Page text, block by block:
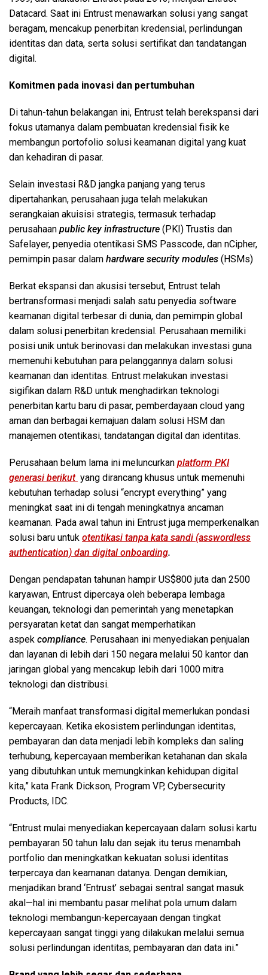
Datacard. Saat ini Entrust menawarkan solusi yang sangat
beragam, mencakup penerbitan kredensial, perlindungan
identitas dan data, serta solusi sertifikat dan tandatangan
digital.
Komitmen pada inovasi dan pertumbuhan
Di tahun-tahun belakangan ini, Entrust telah berekspansi dari
fokus utamanya dalam pembuatan kredensial fisik ke
membangun portofolio solusi keamanan digital yang kuat
dan kehadiran di pasar.
Selain investasi R&D jangka panjang yang terus
dipertahankan, perusahaan juga telah melakukan
serangkaian akuisisi strategis, termasuk terhadap
perusahaan public key infrastructure (PKI) Trustis dan
Safelayer, penyedia otentikasi SMS Passcode, dan nCipher,
pemimpin pasar dalam hardware security modules (HSMs)
Berkat ekspansi dan akusisi tersebut, Entrust telah
bertransformasi menjadi salah satu penyedia software
keamanan digital terbesar di dunia, dan pemimpin global
dalam solusi penerbitan kredensial. Perusahaan memiliki
posisi unik untuk berinovasi dan melakukan investasi guna
memenuhi kebutuhan para pelanggannya dalam solusi
keamanan dan identitas. Entrust melakukan investasi
sigifikan dalam R&D untuk menghadirkan teknologi
penerbitan kartu baru di pasar, pemberdayaan cloud yang
aman dan berbagai kemajuan dalam solusi HSM dan
manajemen otentikasi, tandatangan digital dan identitas.
Perusahaan belum lama ini meluncurkan platform PKI
generasi berikut yang dirancang khusus untuk memenuhi
kebutuhan terhadap solusi “encrypt everything” yang
meningkat saat ini di tengah meningkatnya ancaman
keamanan. Pada awal tahun ini Entrust juga memperkenalkan
solusi baru untuk otentikasi tanpa kata sandi (asswordless
authentication) dan digital onboarding.
Dengan pendapatan tahunan hampir US$800 juta dan 2500
karyawan, Entrust dipercaya oleh beberapa lembaga
keuangan, teknologi dan pemerintah yang menetapkan
persyaratan ketat dan sangat memperhatikan
aspek compliance. Perusahaan ini menyediakan penjualan
dan layanan di lebih dari 150 negara melalui 50 kantor dan
jaringan global yang mencakup lebih dari 1000 mitra
teknologi dan distribusi.
“Meraih manfaat transformasi digital memerlukan pondasi
kepercayaan. Ketika ekosistem perlindungan identitas,
pembayaran dan data menjadi lebih kompleks dan saling
terhubung, kepercayaan memberikan ketahanan dan skala
yang dibutuhkan untuk memungkinkan kehidupan digital
kita,” kata Frank Dickson, Program VP, Cybersecurity
Products, IDC.
“Entrust mulai menyediakan kepercayaan dalam solusi kartu
pembayaran 50 tahun lalu dan sejak itu terus menambah
portfolio dan meningkatkan kekuatan solusi identitas
terpercaya dan keamanan datanya. Dengan demikian,
menjadikan brand ‘Entrust’ sebagai sentral sangat masuk
akal—hal ini membantu pasar melihat pola umum dalam
teknologi membangun-kepercayaan dengan tingkat
kepercayaan sangat tinggi yang dilakukan melalui semua
solusi perlindungan identitas, pembayaran dan data ini.”